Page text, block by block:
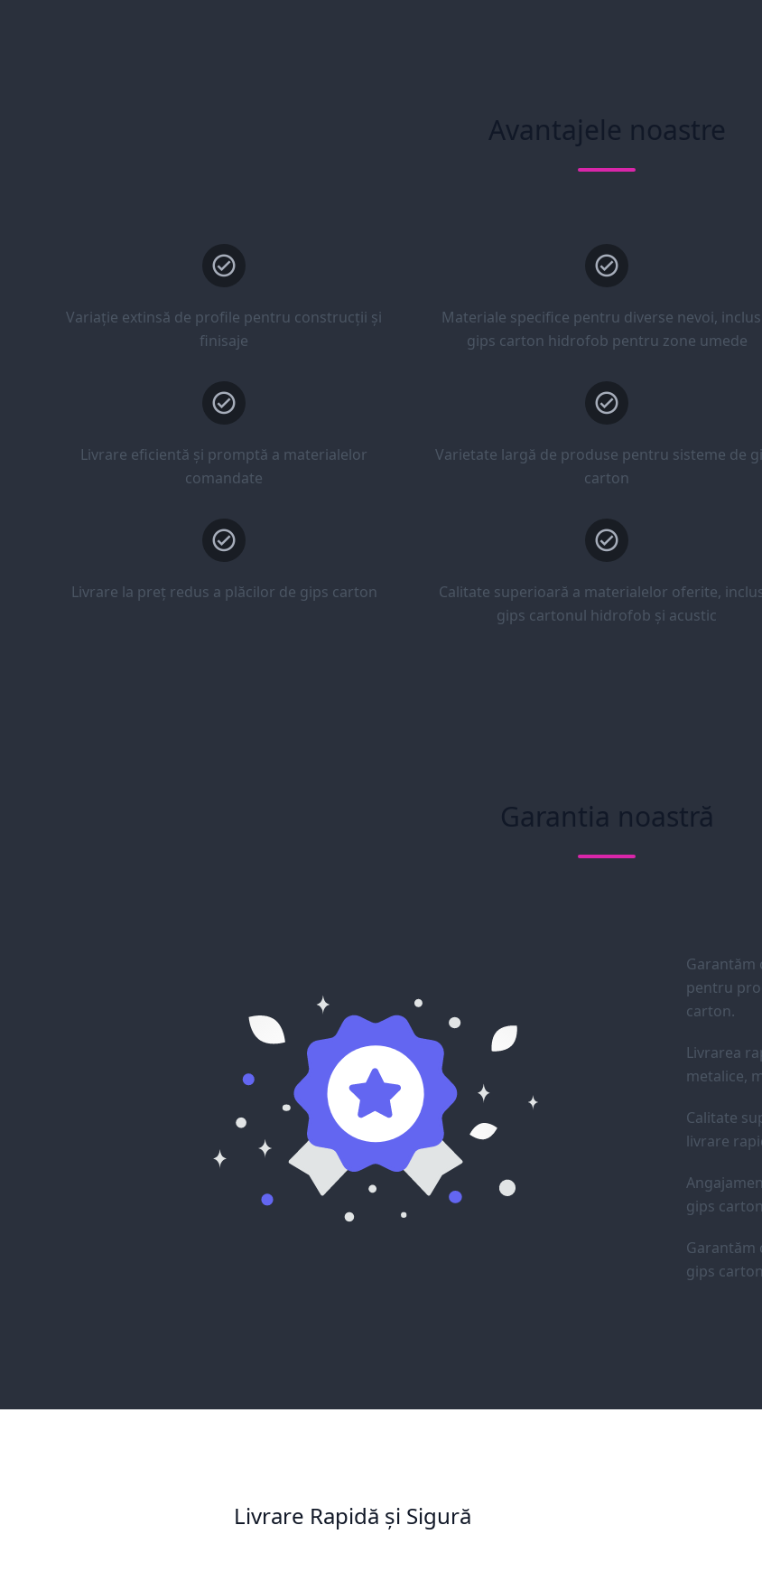
Avantajele noastre
Variație extinsă de profile pentru construcții și
finisaje
Materiale specifice pentru diverse nevoi,
gips carton hidrofob pentru zone umede
Livrare eficientă și promptă a materialelor
comandate
Varietate largă de produse pentru sisteme de
carton
Livrare la preț redus a plăcilor de gips carton
Calitate superioară a materialelor oferite,
gips cartonul hidrofob și acustic
Garantia noastră
Garantăm
pentru
carton.
Livrarea
metalice,
Calitate
livrare
gips
gips
Livrare Rapidă și Sigură